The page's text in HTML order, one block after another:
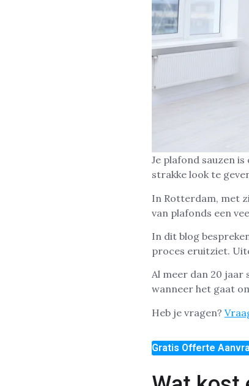
Je plafond sauzen
strakke look te
In Rotterdam, met
van plafonds een
In dit blog
proces eruitziet.
Al meer dan 20 jaar
wanneer het gaat
Heb je vragen?
Gratis Offerte